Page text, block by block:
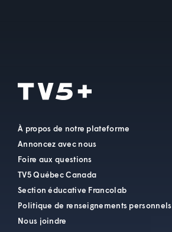
À propos de notre plateforme
Annoncez avec nous
Foire aux questions
TV5 Québec Canada
Section éducative Francolab
Politique de renseignements personnels
Nous joindre